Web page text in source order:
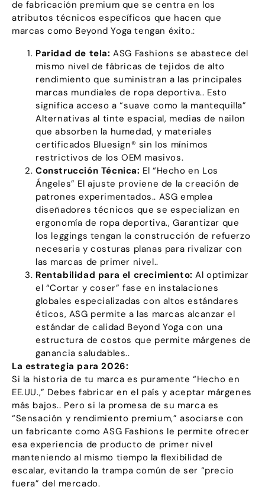
de fabricación premium que se centra en los
atributos técnicos específicos que hacen que
marcas como Beyond Yoga tengan éxito.:
Paridad de tela: ASG Fashions se abastece del
mismo nivel de fábricas de tejidos de alto
rendimiento que suministran a las principales
marcas mundiales de ropa deportiva.. Esto
significa acceso a “suave como la mantequilla”
Alternativas al tinte espacial, medias de nailon
que absorben la humedad, y materiales
certificados Bluesign® sin los mínimos
restrictivos de los OEM masivos.
Construcción Técnica: El “Hecho en Los
Ángeles” El ajuste proviene de la creación de
patrones experimentados.. ASG emplea
diseñadores técnicos que se especializan en
ergonomía de ropa deportiva., Garantizar que
los leggings tengan la construcción de refuerzo
necesaria y costuras planas para rivalizar con
las marcas de primer nivel..
Rentabilidad para el crecimiento: Al optimizar
el “Cortar y coser” fase en instalaciones
globales especializadas con altos estándares
éticos, ASG permite a las marcas alcanzar el
estándar de calidad Beyond Yoga con una
estructura de costos que permite márgenes de
ganancia saludables..
La estrategia para 2026:
Si la historia de tu marca es puramente “Hecho en
EE.UU.,” Debes fabricar en el país y aceptar márgenes
más bajos.. Pero si la promesa de su marca es
“Sensación y rendimiento premium,” asociarse con
un fabricante como ASG Fashions le permite ofrecer
esa experiencia de producto de primer nivel
manteniendo al mismo tiempo la flexibilidad de
escalar, evitando la trampa común de ser “precio
fuera” del mercado.